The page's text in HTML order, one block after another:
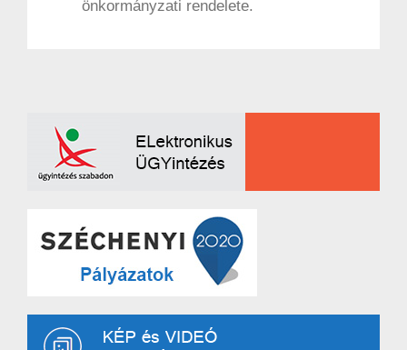
önkormányzati rendelete.